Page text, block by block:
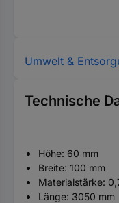
Umwelt &
Technische
Höhe: 60 mm
Breite: 100 mm
Materialstärke:
Länge: 3050 mm